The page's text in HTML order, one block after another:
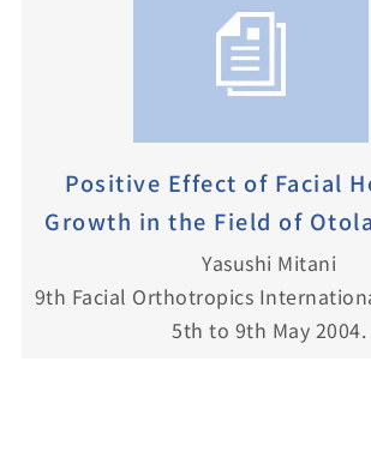
Positive Effect of Facial
Growth in the Field of
Yasushi Mitani
9th Facial Orthotropics
5th to 9th May 2004.